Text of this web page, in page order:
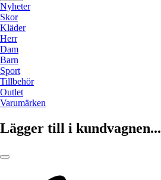
Nyheter
Skor
Kläder
Herr
Dam
Barn
Sport
Tillbehör
Outlet
Varumärken
Lägger till i kundvagnen...